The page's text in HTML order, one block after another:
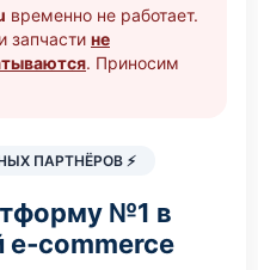
временно не работает.
запчасти не
. Приносим
ПАРТНЁРОВ ⚡
№1 в